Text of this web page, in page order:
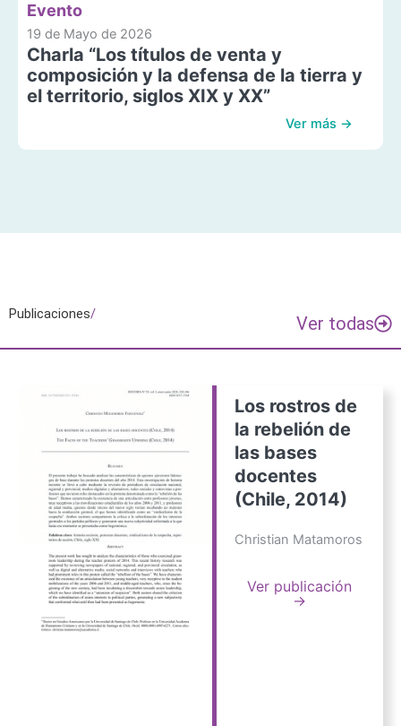
Evento
19 de Mayo de 2026
Charla “Los títulos de venta y
composición y la defensa de la tierra y
el territorio, siglos XIX y XX”
Ver más →
Publicaciones/ Ver todas
Los rostros de
la rebelión de
las bases
docentes
(Chile, 2014)
Christian Matamoros
Ver publicación
→